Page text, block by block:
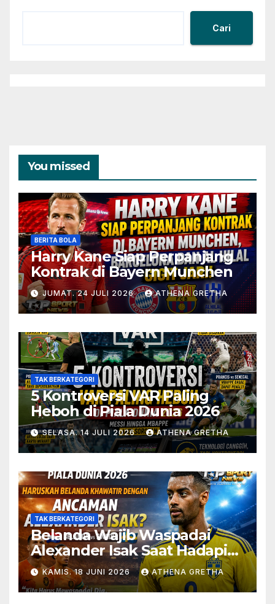
Cari
You missed
BERITA BOLA
Harry Kane Siap Perpanjang
Kontrak di Bayern Munchen
JUMAT. 24 JULI 2026 ATHENA GRETHA
TAK BERKATEGORI
5 Kontroversi VAR Paling
Heboh di Piala Dunia 2026
SELASA. 14 JULI 2026 ATHENA GRETHA
TAK BERKATEGORI
Belanda Wajib Waspadai
Alexander Isak Saat Hadapi
Swedia
KAMIS. 18 JUNI 2026 ATHENA GRETHA